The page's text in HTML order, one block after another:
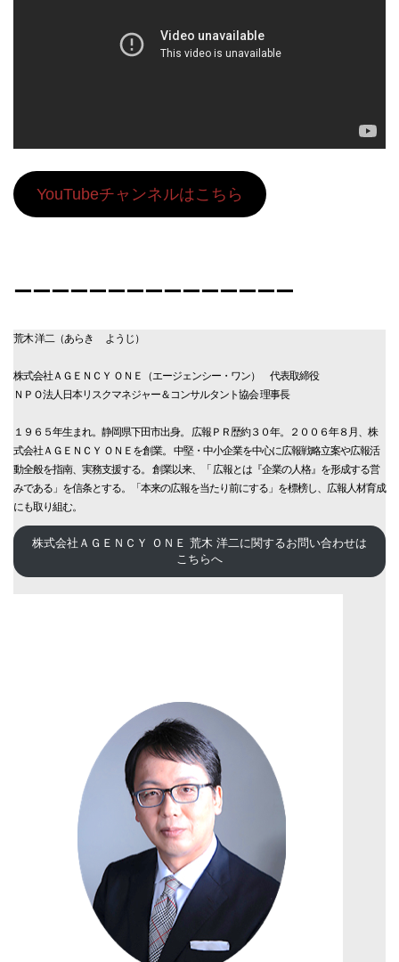
YouTubeチャンネルはこちら
ーーーーーーーーーーーーーーー
荒木 洋二（あらき ようじ）
株式会社ＡＧＥＮＣＹ ＯＮＥ（エージェンシー・ワン） 代表取締役
ＮＰＯ法人日本リスクマネジャー＆コンサルタント協会 理事長
１９６５年生まれ。静岡県下田市出身。 広報ＰＲ歴約３０年。２００６年８月、株
式会社ＡＧＥＮＣＹ ＯＮＥを創業。 中堅・中小企業を中心に広報戦略立案や広報活
動全般を指南、実務支援する。 創業以来、「 広報とは『企業の人格』を形成する営
みである」を信条とする。「本来の広報を当たり前にする」を標榜し、広報人材育成
にも取り組む。
株式会社ＡＧＥＮＣＹ ＯＮＥ 荒木 洋二に関するお問い合わせは
こちらへ